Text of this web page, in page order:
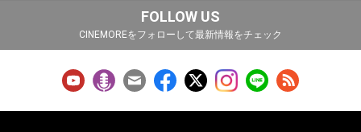
FOLLOW US
CINEMOREをフォローして最新情報をチェック